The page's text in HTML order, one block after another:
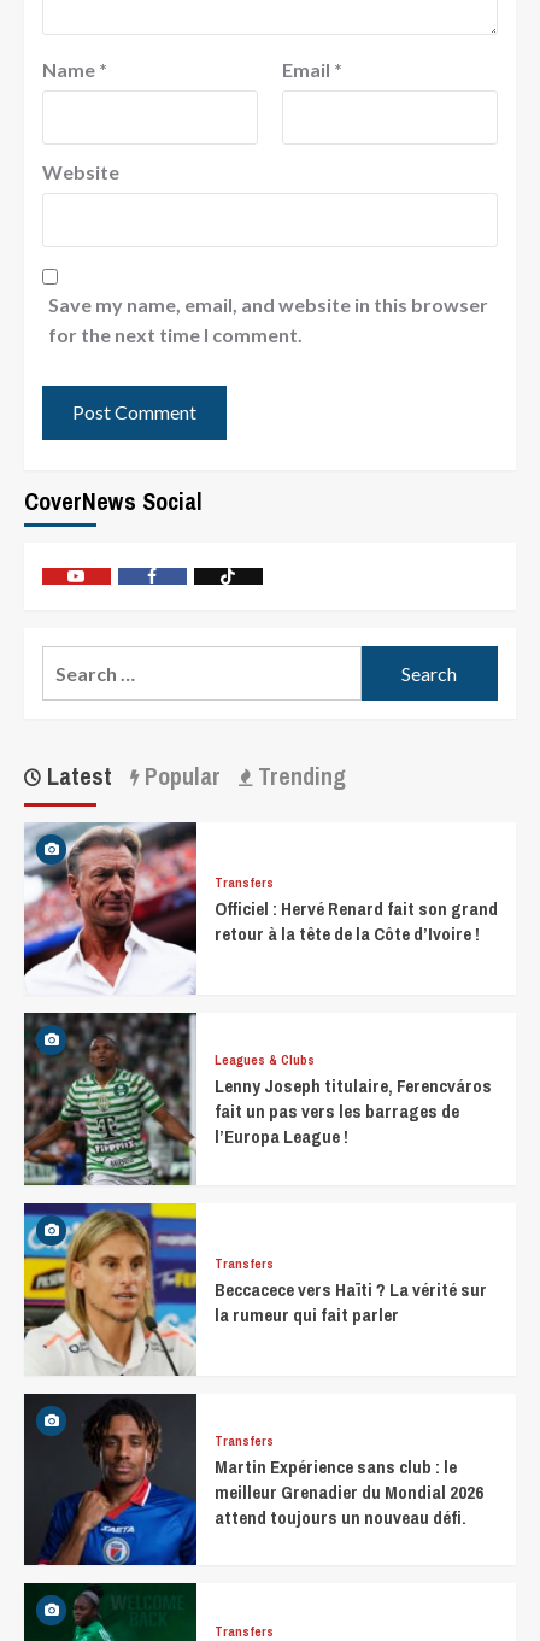
Name * Email *
Website
Save my name, email, and website in this browser
for the next time I comment.
CoverNews Social
Latest Popular Trending
Transfers
Officiel : Hervé Renard fait son grand
retour à la tête de la Côte d’Ivoire !
Leagues & Clubs
Lenny Joseph titulaire, Ferencváros
fait un pas vers les barrages de
l’Europa League !
Transfers
Beccacece vers Haïti ? La vérité sur
la rumeur qui fait parler
Transfers
Martin Expérience sans club : le
meilleur Grenadier du Mondial 2026
attend toujours un nouveau défi.
Transfers